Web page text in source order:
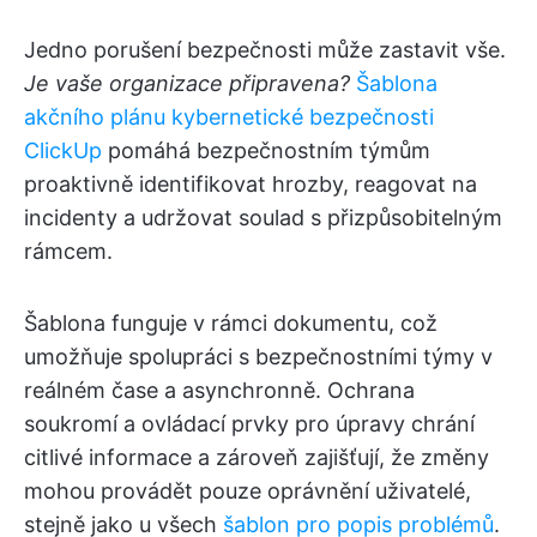
Jedno porušení bezpečnosti může zastavit vše.
Je vaše organizace připravena? Šablona
akčního plánu kybernetické bezpečnosti
ClickUp pomáhá bezpečnostním týmům
proaktivně identifikovat hrozby, reagovat na
incidenty a udržovat soulad s přizpůsobitelným
rámcem.
Šablona funguje v rámci dokumentu, což
umožňuje spolupráci s bezpečnostními týmy v
reálném čase a asynchronně. Ochrana
soukromí a ovládací prvky pro úpravy chrání
citlivé informace a zároveň zajišťují, že změny
mohou provádět pouze oprávnění uživatelé,
stejně jako u všech šablon pro popis problémů.